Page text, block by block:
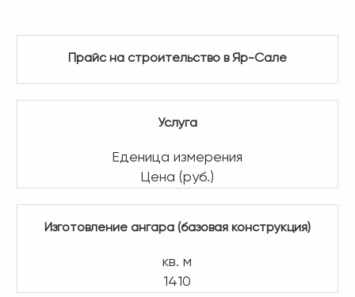
Прайс на строительство в Яр-Сале
Услуга
Еденица измерения
Цена (руб.)
Изготовление ангара (базовая конструкция)
кв. м
1410